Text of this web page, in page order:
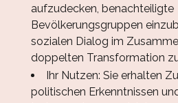
aufzudecken, benachteiligte
Bevölkerungsgruppen
sozialen Dialog im
doppelten Transformation
Ihr Nutzen: Sie erhalten
politischen Erkenntnissen